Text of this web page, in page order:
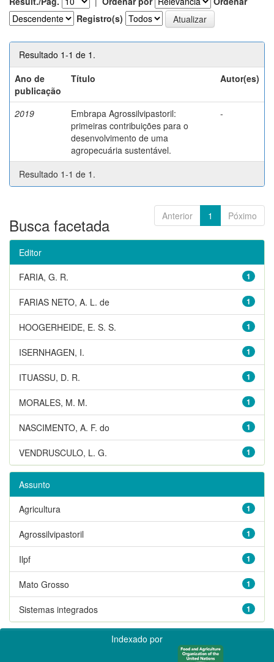
Registro(s)
Resultado 1-1 de 1.
Ano de
publicação
Título Autor(es)
2019
Embrapa Agrossilvipastoril:
primeiras contribuições para o
desenvolvimento de uma
agropecuária sustentável.
-
Resultado 1-1 de 1.
Anterior 1 Póximo
Busca facetada
Editor
1
FARIA, G. R.
1
FARIAS NETO, A. L. de
1
HOOGERHEIDE, E. S. S.
1
ISERNHAGEN, I.
1
ITUASSU, D. R.
1
MORALES, M. M.
1
NASCIMENTO, A. F. do
1
VENDRUSCULO, L. G.
Assunto
1
Agricultura
1
Agrossilvipastoril
1
Ilpf
1
Mato Grosso
1
Sistemas integrados
Indexado por